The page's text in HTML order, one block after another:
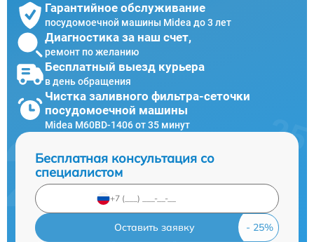
Гарантийное обслуживание
посудомоечной машины Midea до 3 лет
Диагностика за наш счет,
ремонт по желанию
Бесплатный выезд курьера
в день обращения
Чистка заливного фильтра-сеточки
посудомоечной машины
Midea M60BD-1406 от 35 минут
Бесплатная консультация со
специалистом
Оставить заявку